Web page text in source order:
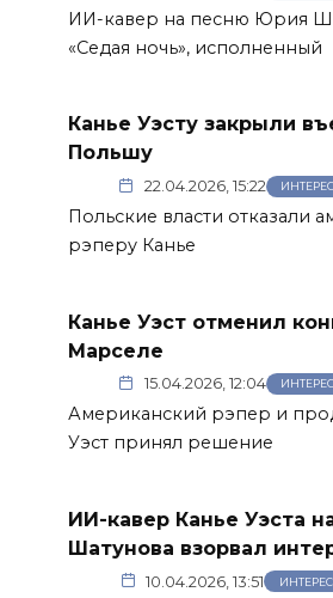
ИИ-кавер на песню Юрия
«Седая ночь», исполненный
Канье Уэсту закрыли
Польшу
22.04.2026, 15:22
Польские власти отказали
рэперу Канье
Канье Уэст отменил
Марселе
15.04.2026, 12:04
Американский рэпер и
Уэст принял решение
ИИ-кавер Канье Уэста
Шатунова взорвал
10.04.2026, 13:51